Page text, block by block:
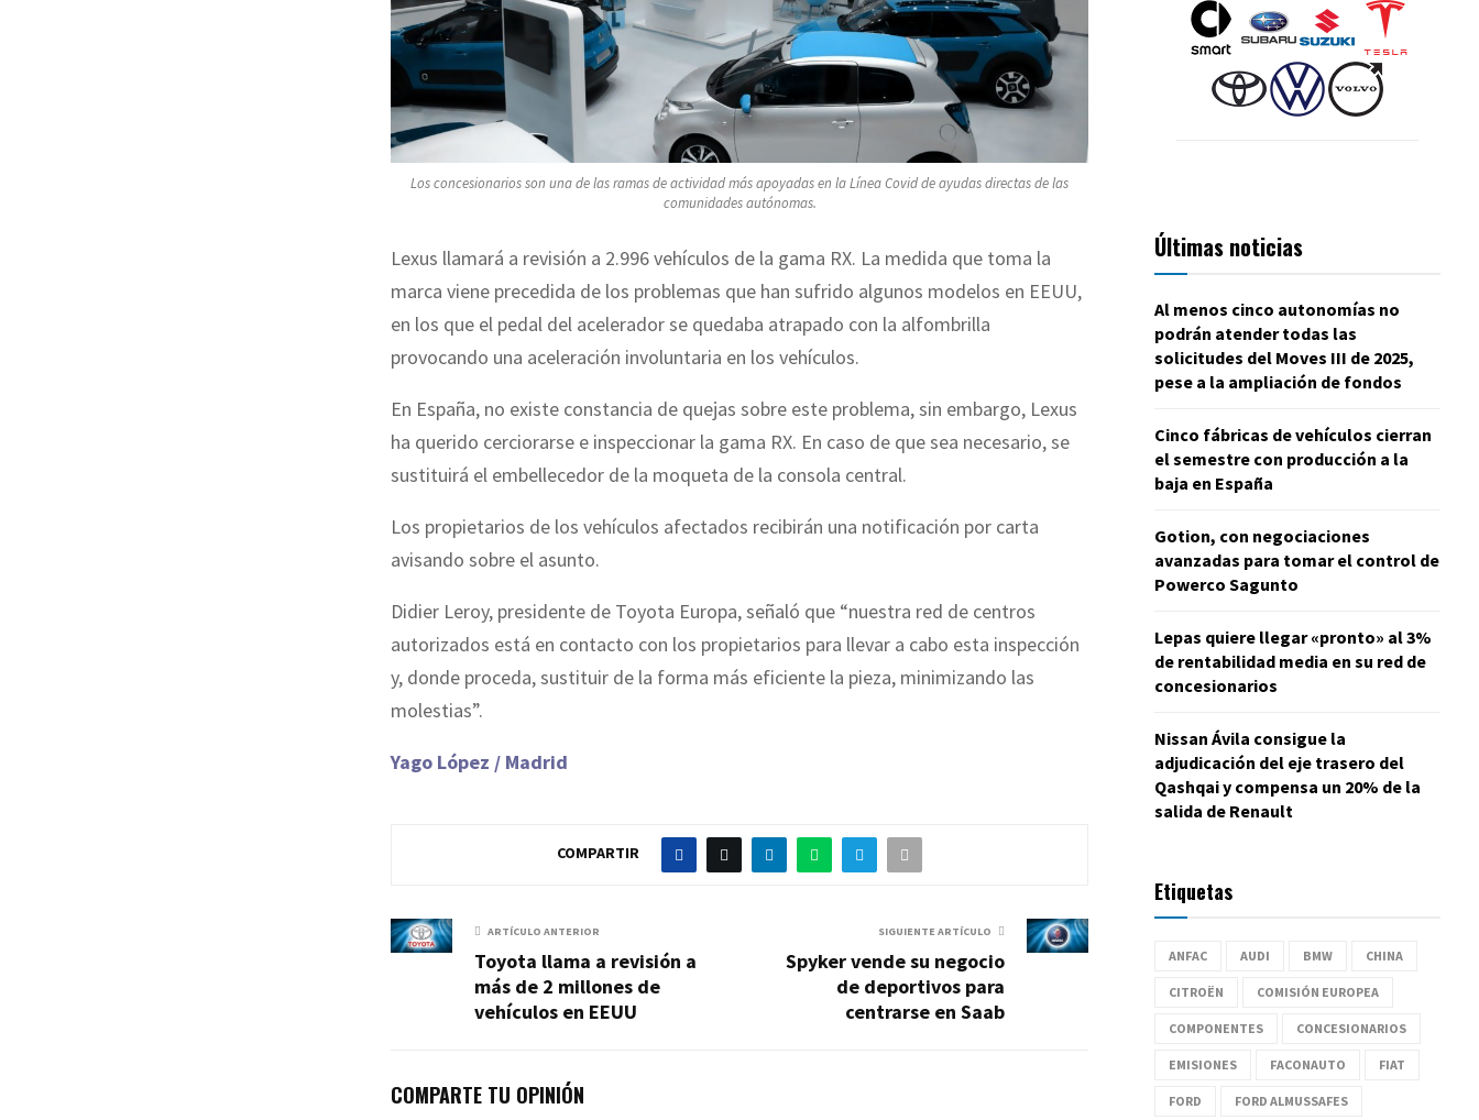
Los concesionarios son una de las ramas de actividad más apoyadas en la Línea Covid de ayudas directas de las
comunidades autónomas.
Lexus llamará a revisión a 2.996 vehículos de la gama RX. La medida que toma la
marca viene precedida de los problemas que han sufrido algunos modelos en EEUU,
en los que el pedal del acelerador se quedaba atrapado con la alfombrilla
provocando una aceleración involuntaria en los vehículos.
En España, no existe constancia de quejas sobre este problema, sin embargo, Lexus
ha querido cerciorarse e inspeccionar la gama RX. En caso de que sea necesario, se
sustituirá el embellecedor de la moqueta de la consola central.
Los propietarios de los vehículos afectados recibirán una notificación por carta
avisando sobre el asunto.
Didier Leroy, presidente de Toyota Europa, señaló que “nuestra red de centros
autorizados está en contacto con los propietarios para llevar a cabo esta inspección
y, donde proceda, sustituir de la forma más eficiente la pieza, minimizando las
molestias”.
Yago López / Madrid
COMPARTIR
ARTÍCULO ANTERIOR
Toyota llama a revisión a
más de 2 millones de
vehículos en EEUU
SIGUIENTE ARTÍCULO
Spyker vende su negocio
de deportivos para
centrarse en Saab
COMPARTE TU OPINIÓN
Últimas noticias
Al menos cinco autonomías no
podrán atender todas las
solicitudes del Moves III de 2025,
pese a la ampliación de fondos
Cinco fábricas de vehículos cierran
el semestre con producción a la
baja en España
Gotion, con negociaciones
avanzadas para tomar el control de
Powerco Sagunto
Lepas quiere llegar «pronto» al 3%
de rentabilidad media en su red de
concesionarios
Nissan Ávila consigue la
adjudicación del eje trasero del
Qashqai y compensa un 20% de la
salida de Renault
Etiquetas
ANFAC AUDI BMW CHINA
CITROËN COMISIÓN EUROPEA
COMPONENTES CONCESIONARIOS
EMISIONES FACONAUTO FIAT
FORD FORD ALMUSSAFES